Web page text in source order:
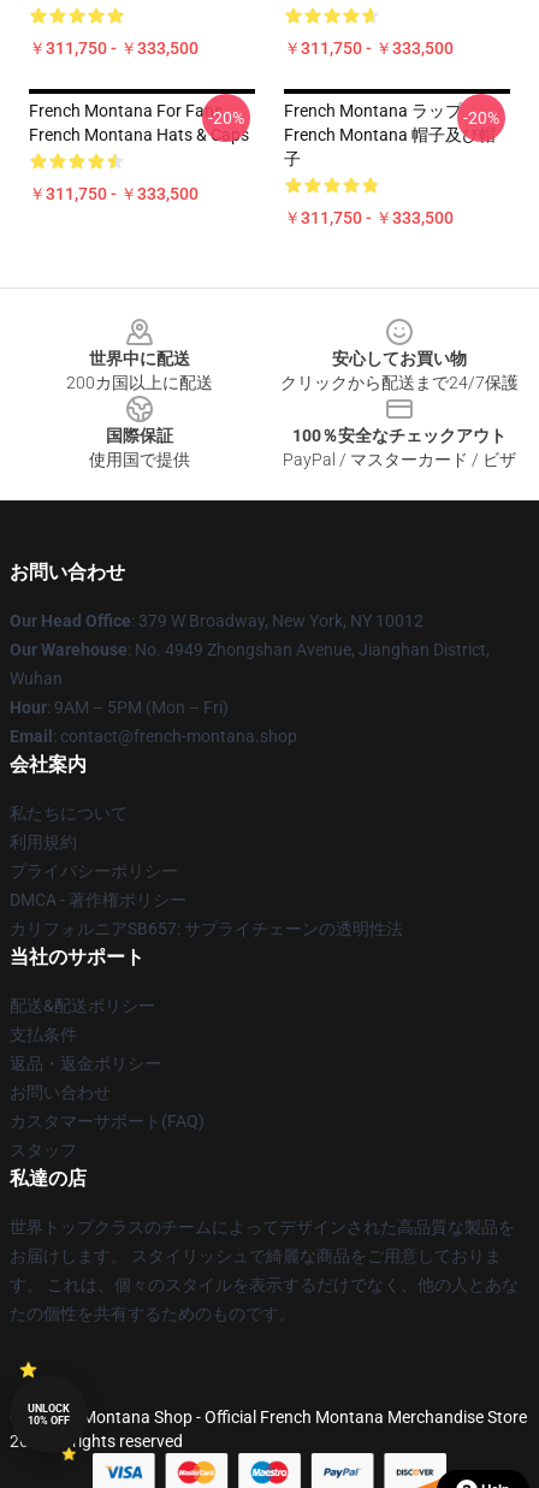
￥311,750 - ￥333,500 ￥311,750 - ￥333,500
French Montana For Fans
French Montana Hats & Caps
￥311,750 - ￥333,500
-20%
French Montana ラップ
French Montana 帽子及び帽
子
￥311,750 - ￥333,500
-20%
世界中に配送
200カ国以上に配送
安心してお買い物
クリックから配送まで24/7保護
国際保証
使用国で提供
100％安全なチェックアウト
PayPal / マスターカード / ビザ
お問い合わせ
Our Head Office: 379 W Broadway, New York, NY 10012
Our Warehouse: No. 4949 Zhongshan Avenue, Jianghan District,
Wuhan
Hour: 9AM – 5PM (Mon – Fri)
Email : contact@french-montana.shop
会社案内
私たちについて
利用規約
プライバシーポリシー
DMCA - 著作権ポリシー
カリフォルニアSB657: サプライチェーンの透明性法
当社のサポート
配送&配送ポリシー
支払条件
返品・返金ポリシー
お問い合わせ
カスタマーサポート(FAQ)
スタッフ
私達の店
世界トップクラスのチームによってデザインされた高品質な製品を
お届けします。 スタイリッシュで綺麗な商品をご用意しておりま
す。 これは、個々のスタイルを表示するだけでなく、他の人とあな
たの個性を共有するためのものです。
© French Montana Shop - Official French Montana Merchandise Store
2026 all rights reserved
UNLOCK
10% OFF